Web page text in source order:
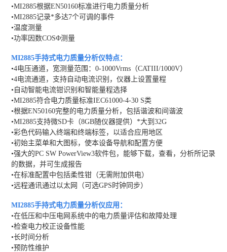
•MI2885根据EN50160标准进行电力质量分析
•MI2885记录*多达7个可调的事件
•温度测量
•功率因数COSΦ测量
MI2885手持式电力质量分析仪特点：
•4电压通道，宽测量范围：0-1000Vrms（CATIII/1000V）
•4电流通道，支持自动电流识别，仪器上设置量程
•自动智能电流钳识别和智能量程选择
•MI2885符合电力质量标准IEC61000-4-30 S类
•根据EN50160完整的电力质量分析，包括谐波和间谐波
•MI2885支持微SD卡（8GB随仪器提供）*大到32G
•彩色代码输入终端和终端标签，以适合应用地区
•初始主菜单和大图标，使本设备导航和配置方便
•强大的PC SW PowerView3软件包，能够下载，查看，分析所记录
的数据，并可生成报告
•在标准配置中包括柔性钳（无需附加供电）
•远程通讯通过以太网（可选GPS时钟同步）
MI2885手持式电力质量分析仪应用：
•在低压和中压电网系统中的电力质量评估和故障处理
•检查电力校正设备性能
•长时间分析
•预防性维护